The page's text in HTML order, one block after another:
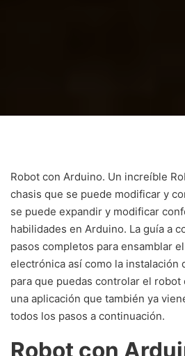
Robot con Arduino. Un increíble
chasis que se puede modificar y
se puede expandir y modificar
habilidades en Arduino. La guía a
pasos completos para ensamblar
electrónica así como la instalación
para que puedas controlar el
una aplicación que también ya
todos los pasos a continuación.
Robot con